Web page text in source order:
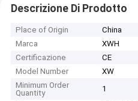
Descrizione Di Prodotto
Place of Origin
China
Marca
XWH
Certificazione
CE
Model Number
XW
Minimum Order
Quantity
1